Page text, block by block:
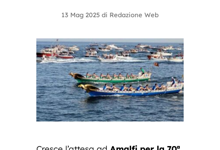
13 Mag 2025 di Redazione Web